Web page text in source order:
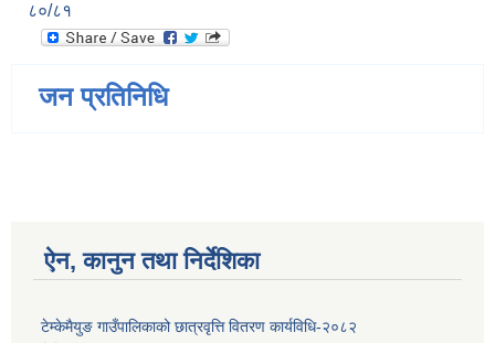
८०/८१
जन प्रतिनिधि
ऐन, कानुन तथा निर्देशिका
टेम्केमैयुङ गाउँपालिकाको छात्रवृत्ति वितरण कार्यविधि-२०८२